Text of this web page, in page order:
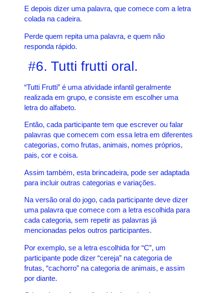
E depois dizer uma palavra, que comece com a letra
colada na cadeira.
Perde quem repita uma palavra, e quem não
responda rápido.
#6. Tutti frutti oral.
“Tutti Frutti” é uma atividade infantil geralmente
realizada em grupo, e consiste em escolher uma
letra do alfabeto.
Então, cada participante tem que escrever ou falar
palavras que comecem com essa letra em diferentes
categorias, como frutas, animais, nomes próprios,
pais, cor e coisa.
Assim também, esta brincadeira, pode ser adaptada
para incluir outras categorias e variações.
Na versão oral do jogo, cada participante deve dizer
uma palavra que comece com a letra escolhida para
cada categoria, sem repetir as palavras já
mencionadas pelos outros participantes.
Por exemplo, se a letra escolhida for “C”, um
participante pode dizer “cereja” na categoria de
frutas, “cachorro” na categoria de animais, e assim
por diante.